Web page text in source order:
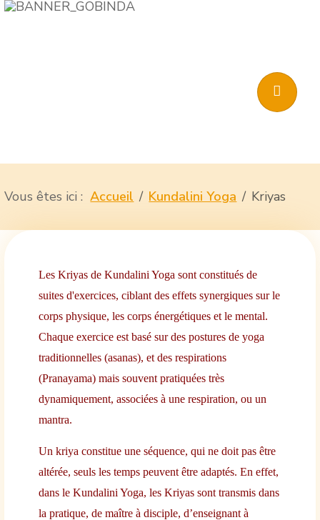
Vous êtes ici :Accueil Kundalini Yoga Kriyas
Les Kriyas de Kundalini Yoga sont constitués de
suites d'exercices, ciblant des effets synergiques sur le
corps physique, les corps énergétiques et le mental.
Chaque exercice est basé sur des postures de yoga
traditionnelles (asanas), et des respirations
(Pranayama) mais souvent pratiquées très
dynamiquement, associées à une respiration, ou un
mantra.
Un kriya constitue une séquence, qui ne doit pas être
altérée, seuls les temps peuvent être adaptés. En effet,
dans le Kundalini Yoga, les Kriyas sont transmis dans
la pratique, de maître à disciple, d’enseignant à